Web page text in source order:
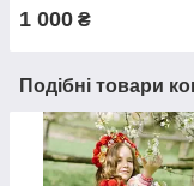
1 000 ₴
Подібні товари